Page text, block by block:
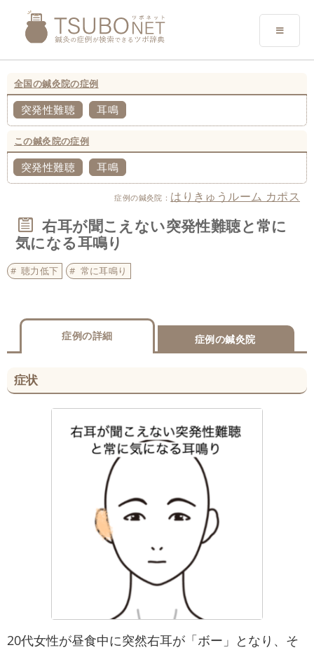
全国の鍼灸院の症例
突発性難聴 耳鳴
この鍼灸院の症例
突発性難聴 耳鳴
症例の鍼灸院： はりきゅうルーム カポス
右耳が聞こえない突発性難聴と常に
気になる耳鳴り
聴力低下 常に耳鳴り
症例の詳細 症例の鍼灸院
症状
20代女性が昼食中に突然右耳が「ボー」となり、そ